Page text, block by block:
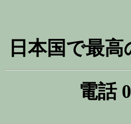
日本国で最
電話